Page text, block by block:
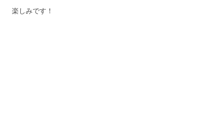
楽しみです！